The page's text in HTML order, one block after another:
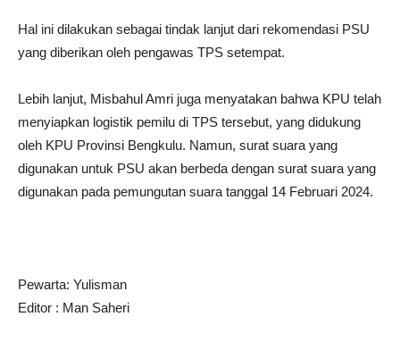
Hal ini dilakukan sebagai tindak lanjut dari rekomendasi PSU
yang diberikan oleh pengawas TPS setempat.
Lebih lanjut, Misbahul Amri juga menyatakan bahwa KPU telah
menyiapkan logistik pemilu di TPS tersebut, yang didukung
oleh KPU Provinsi Bengkulu. Namun, surat suara yang
digunakan untuk PSU akan berbeda dengan surat suara yang
digunakan pada pemungutan suara tanggal 14 Februari 2024.
Pewarta: Yulisman
Editor : Man Saheri